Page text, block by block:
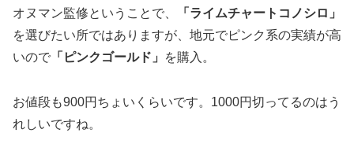
オヌマン監修ということで、
「ライムチャートコノシロ」
を選びたい所ではありますが、地元でピンク系の実績が高
いので 「ピンクゴールド」 を購入。
お値段も900円ちょいくらいです。1000円切ってるのはう
れしいですね。